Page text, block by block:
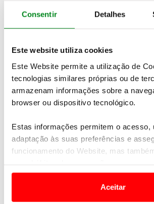
Consentir Detalhes
Este website utiliza cookies
Este Website permite a utilização de
tecnologias similares próprias ou de
armazenam informações sobre a
browser ou dispositivo tecnológico.
Estas informações permitem o acesso,
adaptação às suas preferências e
funcionamento do Website, mas
e anúncios de modo a promover
Em alguns casos, a utilização destas
Aceitar
as soluções propostas respeitam os
técnicos e regulamentares de um
produção.